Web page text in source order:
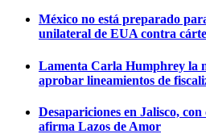
México no está preparado
unilateral de EUA contra
Lamenta Carla Humphrey la
aprobar lineamientos de
Desapariciones en Jalisco,
afirma Lazos de Amor